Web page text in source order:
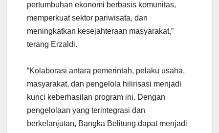
pertumbuhan ekonomi berbasis komunitas,
memperkuat sektor pariwisata, dan
meningkatkan kesejahteraan masyarakat,”
terang Erzaldi.
“Kolaborasi antara pemerintah, pelaku usaha,
masyarakat, dan pengelola hilirisasi menjadi
kunci keberhasilan program ini. Dengan
pengelolaan yang terintegrasi dan
berkelanjutan, Bangka Belitung dapat menjadi